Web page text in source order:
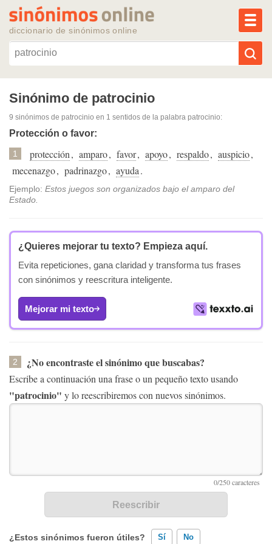
diccionario de sinónimos online
Reescribir texto con IA
Sinónimos populares
Temas populares
Temas recientes
Sinónimo de patrocinio
9 sinónimos de patrocinio en 1 sentidos de la palabra patrocinio:
Protección o favor:
1 protección, amparo, favor, apoyo, respaldo, auspicio,
mecenazgo, padrinazgo, ayuda.
Ejemplo: Estos juegos son organizados bajo el amparo del
Estado.
¿Quieres mejorar tu texto? Empieza aquí.
Evita repeticiones, gana claridad y transforma tus frases
con sinónimos y reescritura inteligente.
Mejorar mi texto
2 ¿No encontraste el sinónimo que buscabas?
Escribe a continuación una frase o un pequeño texto usando
"patrocinio" y lo reescribiremos con nuevos sinónimos.
¿Estos sinónimos fueron útiles? Sí No